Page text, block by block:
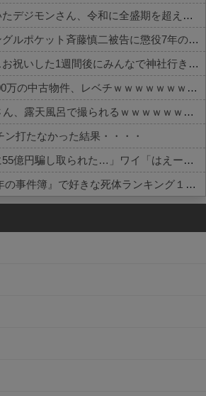
オワコン扱いされていたデジモンさん、令和に全盛期を超える利益を生み出していた
【緊急】お笑いジャングルポケット斉藤慎二被告に懲役7年の求刑←これ…
ジャップ「クリスマスお祝いした1週間後にみんなで神社行きます」←これ
【画像】 北海道の1500万の中古物件、レベチｗｗｗｗｗｗｗｗｗｗｗｗｗｗｗｗｗｗｗｗ
【画像】24歳の人妻さん、露天風呂で撮られるｗｗｗｗｗｗｗｗｗｗｗｗｗｗｗｗｗ
ン打たなかった結果・・・・
積水ハウス「地面師に55億円騙し取られた…」ワイ「はえーかわいそう…会社滅茶苦茶やろなぁ」→
【画像】 『金田一少年の事件簿』で好きな死体ランキング１位がこちら！
互RSS